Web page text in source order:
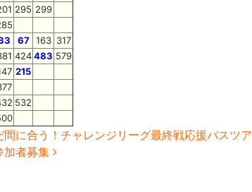
295 299
67 163 317
424483 579
215
532
間に合う！チャレンジリーグ最終戦応援バスツア
加者募集